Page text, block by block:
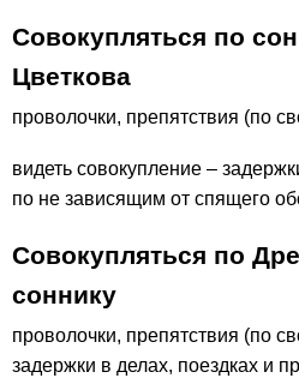
Совокупляться по
Цветкова
проволочки, препятствия (по
видеть совокупление –
по не зависящим от спящего
Совокупляться по
соннику
проволочки, препятствия (по
задержки в делах, поездках и